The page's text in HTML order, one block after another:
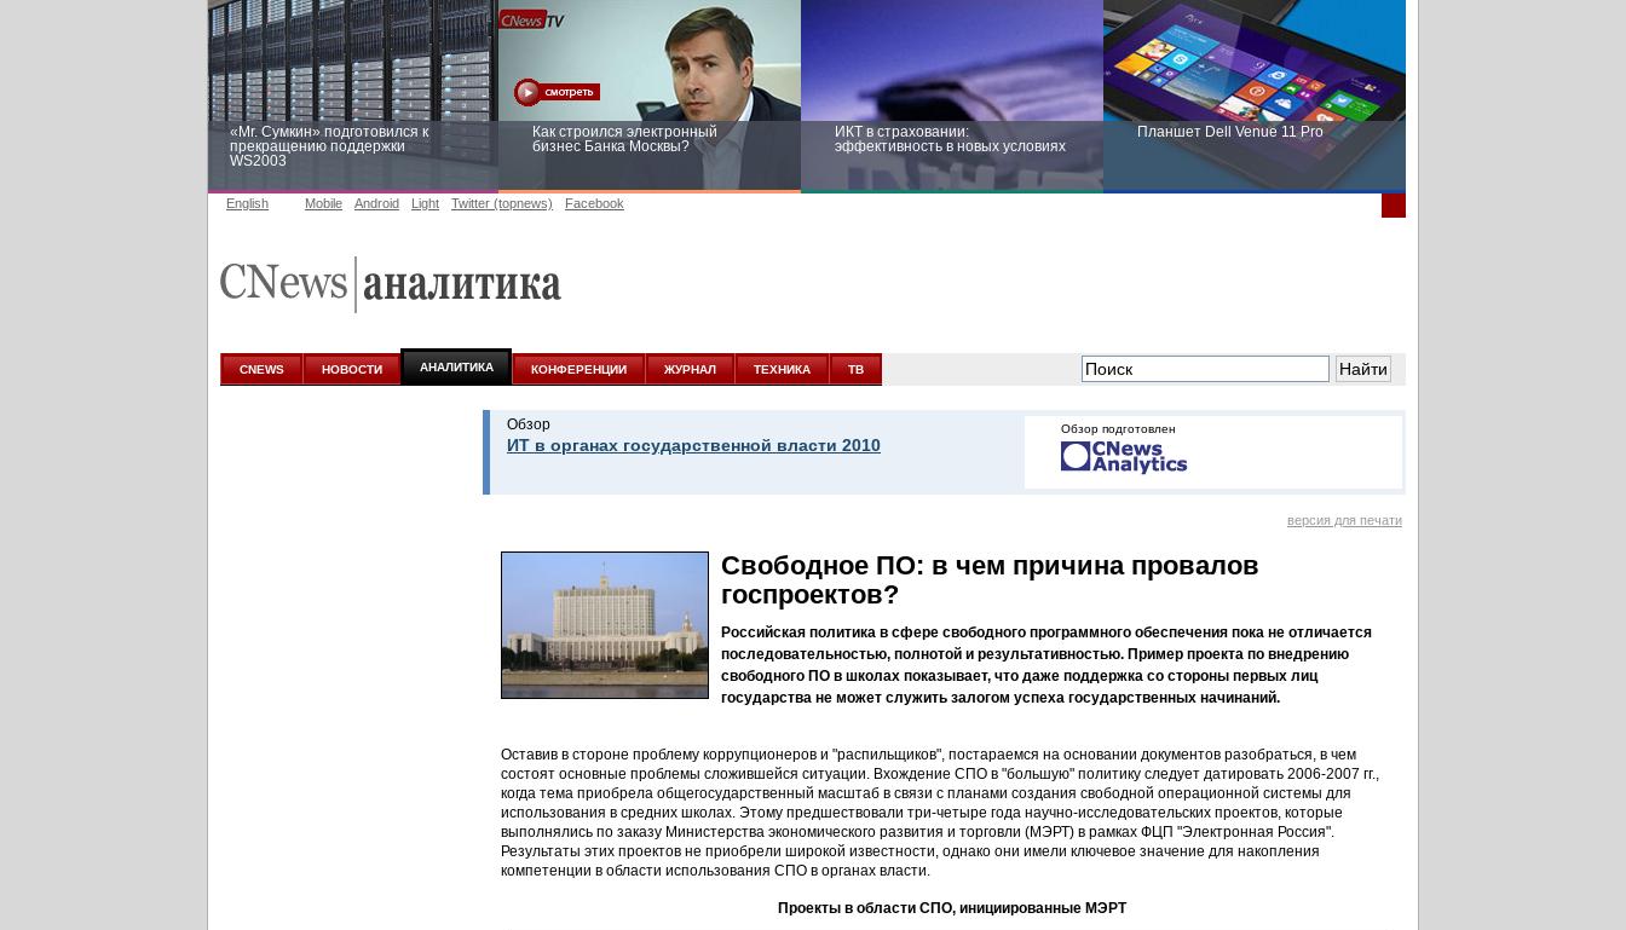
«Mr. Сумкин» подготовился к
прекращению поддержки
WS2003
Как строился электронный
бизнес Банка Москвы?
ИКТ в страховании:
эффективность в новых условиях
Планшет Dell Venue 11 Pro
аналитике
новых условиях
English Mobile Android Light Twitter (topnews) Facebook
CNEWS НОВОСТИ АНАЛИТИКА КОНФЕРЕНЦИИ ЖУРНАЛ ТЕХНИКА ТВ
Обзор
ИТ в органах государственной власти 2010
Обзор подготовлен
версия для печати
Свободное ПО: в чем причина провалов
госпроектов?
Российская политика в сфере свободного программного обеспечения пока не отличается
последовательностью, полнотой и результативностью. Пример проекта по внедрению
свободного ПО в школах показывает, что даже поддержка со стороны первых лиц
государства не может служить залогом успеха государственных начинаний.
Оставив в стороне проблему коррупционеров и "распильщиков", постараемся на основании документов разобраться, в чем
состоят основные проблемы сложившейся ситуации. Вхождение СПО в "большую" политику следует датировать 2006-2007 гг.,
когда тема приобрела общегосударственный масштаб в связи с планами создания свободной операционной системы для
использования в средних школах. Этому предшествовали три-четыре года научно-исследовательских проектов, которые
выполнялись по заказу Министерства экономического развития и торговли (МЭРТ) в рамках ФЦП "Электронная Россия".
Результаты этих проектов не приобрели широкой известности, однако они имели ключевое значение для накопления
компетенции в области использования СПО в органах власти.
Проекты в области СПО, инициированные МЭРТ